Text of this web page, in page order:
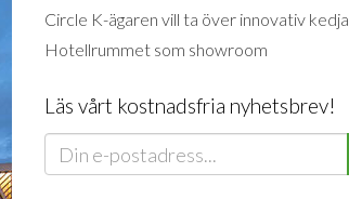
Circle K-ägaren vill ta över innovativ kedja
Hotellrummet som showroom
Läs vårt kostnadsfria nyhetsbrev!